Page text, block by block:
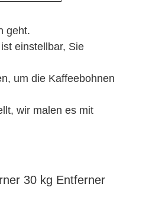
geht.
einstellbar, Sie
um die Kaffeebohnen
wir malen es mit
30 kg Entferner